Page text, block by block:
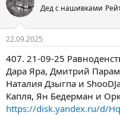
Дед с нашивками
22.09.2025
407. 21-09-25
Дара Яра, Дмитрий
Наталия Дзыгпа и
Капля, Ян Бедерман и
https://disk.yandex.ru/d/